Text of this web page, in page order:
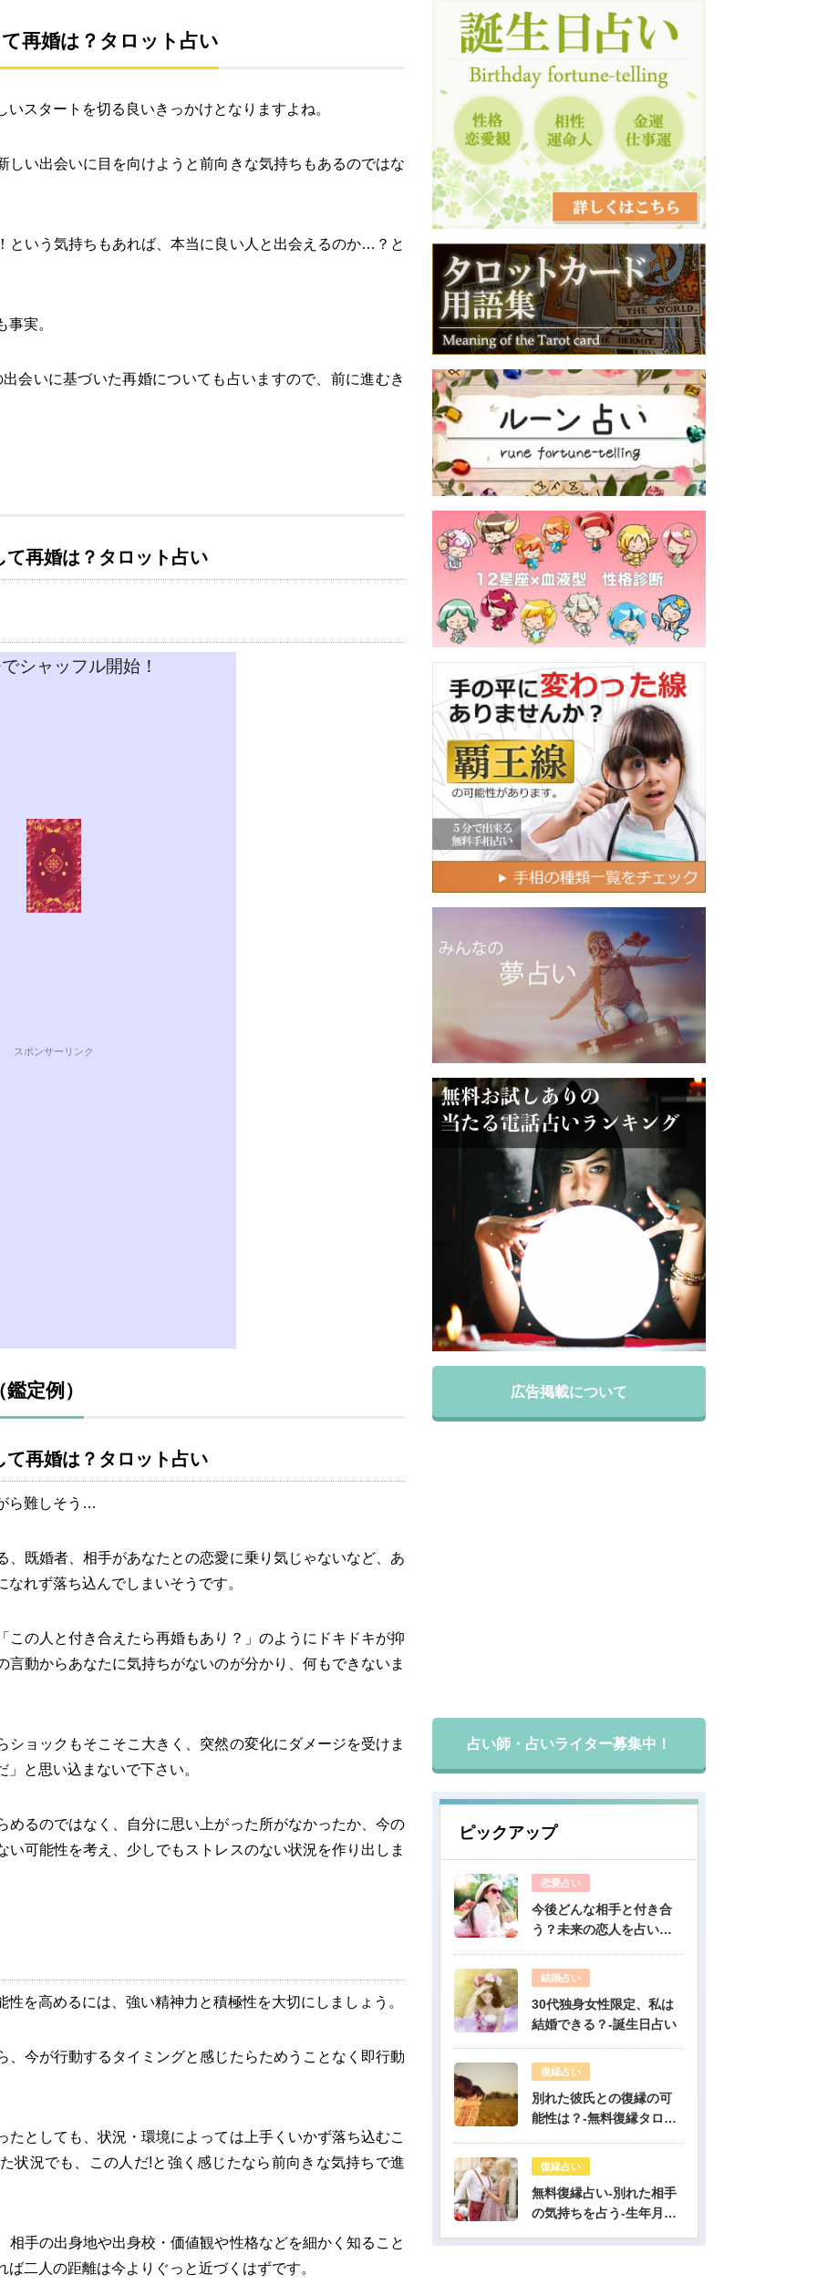
再婚は？タロット占い
スタートを切る良いきっかけとなりますよね。
い出会いに目を向けようと前向きな気持ちもあるのではな
という気持ちもあれば、本当に良い人と出会えるのか…？と
実。
会いに基づいた再婚についても占いますので、前に進むき
再婚は？タロット占い
シャッフル開始！
スポンサーリンク
定例）
再婚は？タロット占い
ら難しそう…
既婚者、相手があなたとの恋愛に乗り気じゃないなど、あ
れず落ち込んでしまいそうです。
の人と付き合えたら再婚もあり？」のようにドキドキが抑
動からあなたに気持ちがないのが分かり、何もできないま
ョックもそこそこ大きく、突然の変化にダメージを受けま
と思い込まないで下さい。
めるのではなく、自分に思い上がった所がなかったか、今の
可能性を考え、少しでもストレスのない状況を作り出しま
を高めるには、強い精神力と積極性を大切にしましょう。
今が行動するタイミングと感じたらためうことなく即行動
としても、状況・環境によっては上手くいかず落ち込むこ
状況でも、この人だ!と強く感じたなら前向きな気持ちで進
手の出身地や出身校・価値観や性格などを細かく知ること
二人の距離は今よりぐっと近づくはずです。
広告掲載について
占い師・占いライター募集中！
ピックアップ
恋愛占い
今後どんな相手と付き合
う？未来の恋人を占いま
結婚占い
30代独身女性限定、私は
結婚できる？-誕生日占い
復縁占い
別れた彼氏との復縁の可
能性は？-無料復縁タロッ
復縁占い
無料復縁占い-別れた相手
の気持ちを占う-生年月日